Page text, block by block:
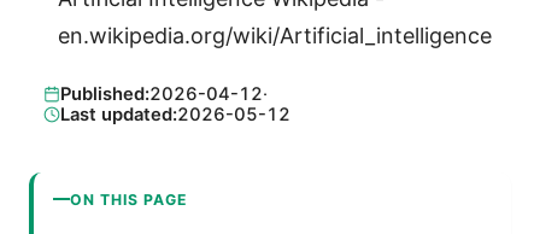
en.wikipedia.org/wiki/Artificial_intelligence
Published:2026-04-12·
Last updated:2026-05-12
ON THIS PAGE